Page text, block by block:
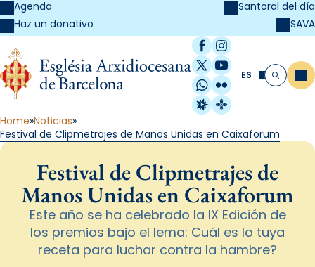
Agenda
Haz un donativo
Santoral del día
SAVA
Facebook
Instagram
X / Twitter
YouTube
WhatsApp
Flickr
Radio Estel
Catalunya
ES Buscar
Home Noticias
Festival de Clipmetrajes de Manos Unidas en Caixaforum
Festival de Clipmetrajes de
Manos Unidas en Caixaforum
Este año se ha celebrado la IX Edición de
los premios bajo el lema: Cuál es lo tuya
receta para luchar contra la hambre?